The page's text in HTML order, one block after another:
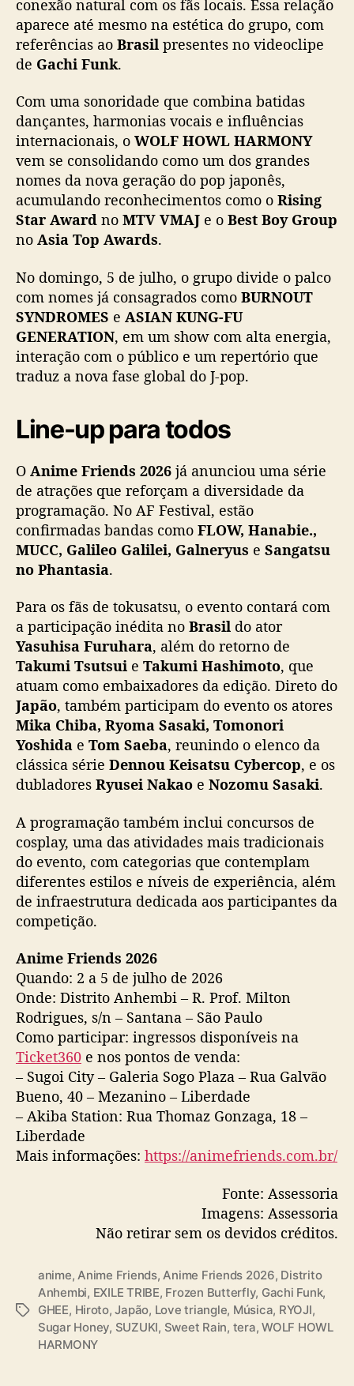
conexão natural com os fãs locais. Essa relação
aparece até mesmo na estética do grupo, com
referências ao Brasil presentes no videoclipe
de Gachi Funk.
Com uma sonoridade que combina batidas
dançantes, harmonias vocais e influências
internacionais, o WOLF HOWL HARMONY
vem se consolidando como um dos grandes
nomes da nova geração do pop japonês,
acumulando reconhecimentos como o Rising
Star Award no MTV VMAJ e o Best Boy Group
no Asia Top Awards.
No domingo, 5 de julho, o grupo divide o palco
com nomes já consagrados como BURNOUT
SYNDROMES e ASIAN KUNG-FU
GENERATION, em um show com alta energia,
interação com o público e um repertório que
traduz a nova fase global do J-pop.
Line-up para todos
O Anime Friends 2026 já anunciou uma série
de atrações que reforçam a diversidade da
programação. No AF Festival, estão
confirmadas bandas como FLOW, Hanabie.,
MUCC, Galileo Galilei, Galneryus e Sangatsu
no Phantasia.
Para os fãs de tokusatsu, o evento contará com
a participação inédita no Brasil do ator
Yasuhisa Furuhara, além do retorno de
Takumi Tsutsui e Takumi Hashimoto, que
atuam como embaixadores da edição. Direto do
Japão, também participam do evento os atores
Mika Chiba, Ryoma Sasaki, Tomonori
Yoshida e Tom Saeba, reunindo o elenco da
clássica série Dennou Keisatsu Cybercop, e os
dubladores Ryusei Nakao e Nozomu Sasaki.
A programação também inclui concursos de
cosplay, uma das atividades mais tradicionais
do evento, com categorias que contemplam
diferentes estilos e níveis de experiência, além
de infraestrutura dedicada aos participantes da
competição.
Anime Friends 2026
Quando: 2 a 5 de julho de 2026
Onde: Distrito Anhembi – R. Prof. Milton
Rodrigues, s/n – Santana – São Paulo
Como participar: ingressos disponíveis na
Ticket360 e nos pontos de venda:
– Sugoi City – Galeria Sogo Plaza – Rua Galvão
Bueno, 40 – Mezanino – Liberdade
– Akiba Station: Rua Thomaz Gonzaga, 18 –
Liberdade
Mais informações: https://animefriends.com.br/
Fonte: Assessoria
Imagens: Assessoria
Não retirar sem os devidos créditos.
T
anime,Anime Friends,Anime Friends 2026, Distrito
Anhembi, EXILE TRIBE, Frozen Butterfly, Gachi Funk,
GHEE, Hiroto,Japão, Love triangle, Música, RYOJI,
Sugar Honey, SUZUKI, Sweet Rain, tera,WOLF HOWL
HARMONY